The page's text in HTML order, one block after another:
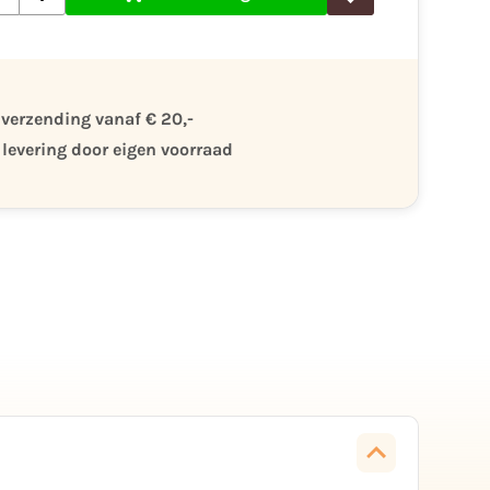
vanaf € 20,-
door eigen voorraad